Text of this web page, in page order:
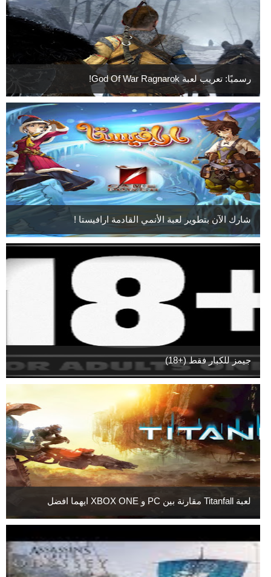
رسميًا: تعريب لعبة God Of War Ragnarok!
شارك الآن بتطوير لعبة الأنمي القادمة ارافيستا !
جيمز للكبار فقط (+18)
لعبة Titanfall مقارنة بين PC و XBOX ONE ايهما افضل